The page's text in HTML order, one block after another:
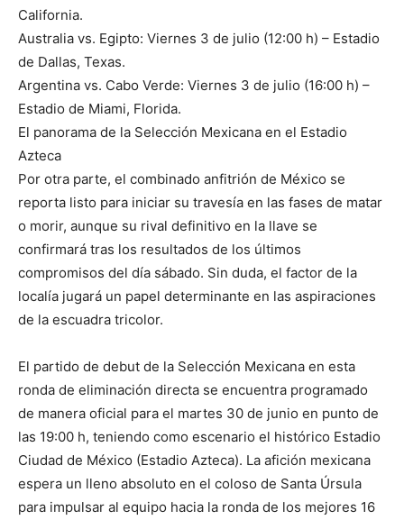
California.
Australia vs. Egipto: Viernes 3 de julio (12:00 h) – Estadio
de Dallas, Texas.
Argentina vs. Cabo Verde: Viernes 3 de julio (16:00 h) –
Estadio de Miami, Florida.
El panorama de la Selección Mexicana en el Estadio
Azteca
Por otra parte, el combinado anfitrión de México se
reporta listo para iniciar su travesía en las fases de matar
o morir, aunque su rival definitivo en la llave se
confirmará tras los resultados de los últimos
compromisos del día sábado. Sin duda, el factor de la
localía jugará un papel determinante en las aspiraciones
de la escuadra tricolor.
El partido de debut de la Selección Mexicana en esta
ronda de eliminación directa se encuentra programado
de manera oficial para el martes 30 de junio en punto de
las 19:00 h, teniendo como escenario el histórico Estadio
Ciudad de México (Estadio Azteca). La afición mexicana
espera un lleno absoluto en el coloso de Santa Úrsula
para impulsar al equipo hacia la ronda de los mejores 16